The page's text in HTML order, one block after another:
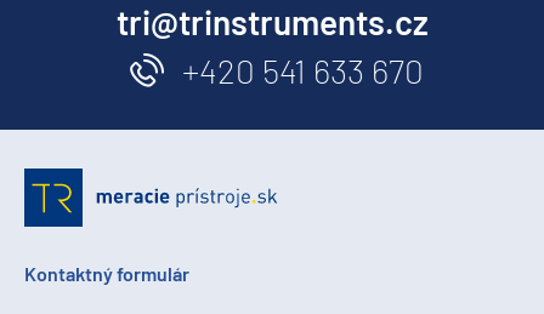
rozhranie USB-C, GSM modem.
tri@trinstruments.cz
+420 541 633 670
Kontaktný formulár